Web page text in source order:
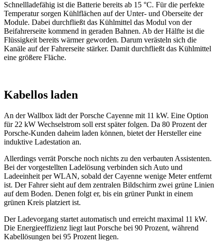
Schnellladefähig ist die Batterie bereits ab 15 °C. Für die perfekte
Temperatur sorgen Kühlflächen auf der Unter- und Oberseite der
Module. Dabei durchfließt das Kühlmittel das Modul von der
Beifahrerseite kommend in geraden Bahnen. Ab der Hälfte ist die
Flüssigkeit bereits wärmer geworden. Darum verästeln sich die
Kanäle auf der Fahrerseite stärker. Damit durchfließt das Kühlmittel
eine größere Fläche.
Kabellos laden
An der Wallbox lädt der Porsche Cayenne mit 11 kW. Eine Option
für 22 kW Wechselstrom soll erst später folgen. Da 80 Prozent der
Porsche-Kunden daheim laden können, bietet der Hersteller eine
induktive Ladestation an.
Allerdings verrät Porsche noch nichts zu den verbauten Assistenten.
Bei der vorgestellten Ladelösung verbinden sich Auto und
Ladeeinheit per WLAN, sobald der Cayenne wenige Meter entfernt
ist. Der Fahrer sieht auf dem zentralen Bildschirm zwei grüne Linien
auf dem Boden. Denen folgt er, bis ein grüner Punkt in einem
grünen Kreis platziert ist.
Der Ladevorgang startet automatisch und erreicht maximal 11 kW.
Die Energieeffizienz liegt laut Porsche bei 90 Prozent, während
Kabellösungen bei 95 Prozent liegen.